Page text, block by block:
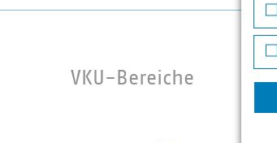
VKU-Bereiche